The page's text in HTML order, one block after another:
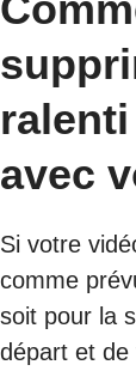
avec
Si votre
comme
soit pour la
départ et de